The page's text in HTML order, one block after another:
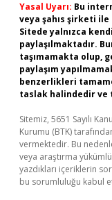
Yasal Uyarı: Bu
veya şahıs şirketi
Sitede yalnızca
paylaşılmaktadır.
taşımamakta olup,
paylaşım
benzerlikleri
taslak halindedir ve
Sitemiz, 5651 Sayılı
Kurumu (BTK)
vermektedir. Bu
veya araştırma
yazdıkları içeriklerin
bu sorumluluğu kabul